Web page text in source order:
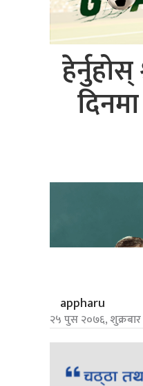
appharu
२५ पुस २०७६, शुक्रबार